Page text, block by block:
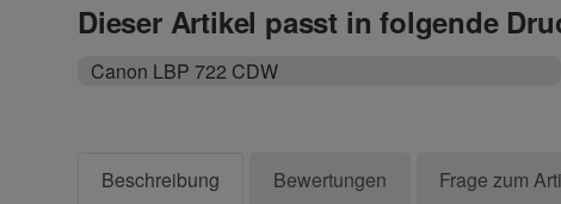
Dieser Artikel passt in folgende
Canon LBP 722 CDW
Beschreibung Bewertungen Frage zum